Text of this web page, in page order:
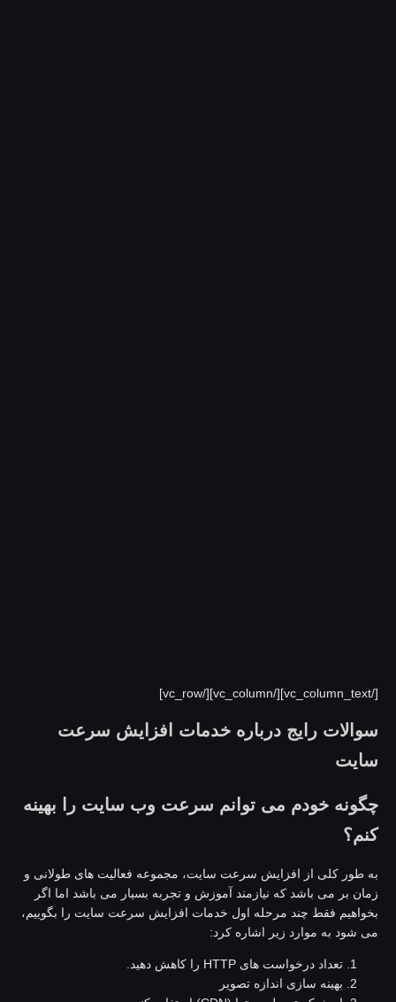
رایج درباره خدمات افزایش سرعت
خودم می توانم سرعت وب سایت را بهینه
طور کلی از افزایش سرعت سایت، مجموعه فعالیت های طولانی و
بر می باشد که نیازمند آموزش و تجربه بسیار می باشد اما اگر
فقط چند مرحله اول خدمات افزایش سرعت سایت را بگوییم،
شود به موارد زیر اشاره کرد:
تعداد درخواست های HTTP را کاهش دهید.
بهینه سازی اندازه تصویر